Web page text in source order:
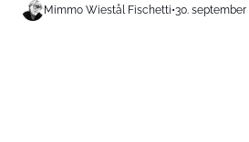
Mimmo Wiestål Fischetti•30. september